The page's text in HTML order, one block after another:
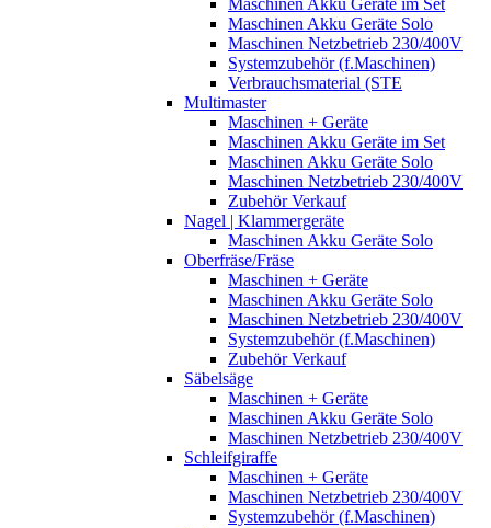
Maschinen Akku Geräte im Set
Maschinen Akku Geräte Solo
Maschinen Netzbetrieb 230/400V
Systemzubehör (f.Maschinen)
Verbrauchsmaterial (STE
Multimaster
Maschinen + Geräte
Maschinen Akku Geräte im Set
Maschinen Akku Geräte Solo
Maschinen Netzbetrieb 230/400V
Zubehör Verkauf
Nagel | Klammergeräte
Maschinen Akku Geräte Solo
Oberfräse/Fräse
Maschinen + Geräte
Maschinen Akku Geräte Solo
Maschinen Netzbetrieb 230/400V
Systemzubehör (f.Maschinen)
Zubehör Verkauf
Säbelsäge
Maschinen + Geräte
Maschinen Akku Geräte Solo
Maschinen Netzbetrieb 230/400V
Schleifgiraffe
Maschinen + Geräte
Maschinen Netzbetrieb 230/400V
Systemzubehör (f.Maschinen)